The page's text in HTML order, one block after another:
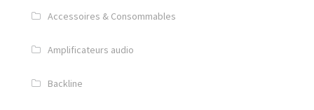
Accessoires & Consommables
Amplificateurs audio
Backline